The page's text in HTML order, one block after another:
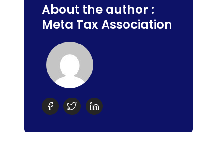
About the author :
Meta Tax Association